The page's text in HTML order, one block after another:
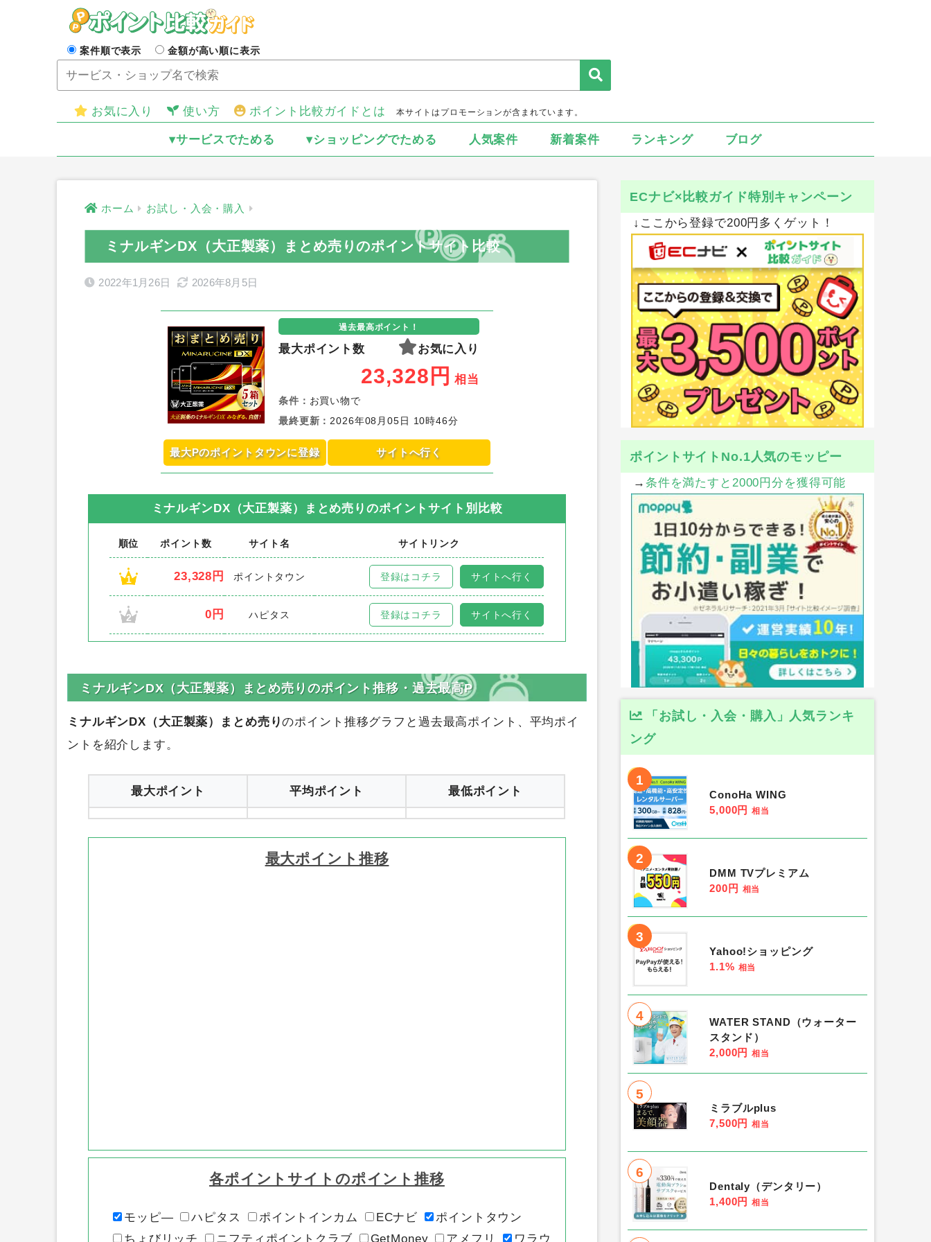
案件順で表示 金額が高い順に表示
お気に入り 使い方 ポイント比較ガイドとは 本サイトはプロモーションが含まれています。
▾サービスでためる ▾ショッピングでためる 人気案件 新着案件 ランキング ブログ
ホーム お試し・入会・購入
ミナルギンDX（大正製薬）まとめ売りのポイントサイト比較
2022年1月26日 2026年8月5日
過去最高ポイント！
最大ポイント数 お気に入り
23,328 円 相当
条件： お買い物で
最終更新 ： 2026年08月05日 10時46分
最大Pのポイントタウンに登録 サイトへ行く
ミナルギンDX（大正製薬）まとめ売り のポイントサイト別比較
順位 サイトリンク
1 23,328円 ポイントタウン 登録はコチラ サイトへ行く
2 0円 ハピタス 登録はコチラ サイトへ行く
ミナルギンDX（大正製薬）まとめ売りのポイント推移・過去最高P
ミナルギンDX（大正製薬）まとめ売り
のポイント推移グラフと過去最高ポイント、平均ポイ
ントを紹介します。
平均ポイント
ECナビ×比較ガイド特別キャンペーン
↓ここから登録で200円多くゲット！
ポイントサイトNo.1人気のモッピー
→ 条件を満たすと2000円分を獲得可能
「お試し・入会・購入」人気ランキ
ング
1
ConoHa WING
5,000円 相当
2
DMM TVプレミアム
200円 相当
3
Yahoo!ショッピング
1.1% 相当
4
WATER STAND（ウォーター
スタンド）
2,000円 相当
5
ミラブルplus
7,500円 相当
6
Dentaly（デンタリー）
1,400円 相当